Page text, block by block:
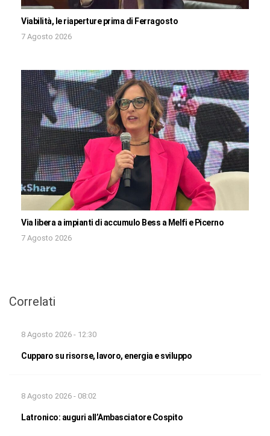
Viabilità, le riaperture prima di Ferragosto
7 Agosto 2026
Via libera a impianti di accumulo Bess a Melfi e Picerno
7 Agosto 2026
Correlati
8 Agosto 2026 - 12:30
Cupparo su risorse, lavoro, energia e sviluppo
8 Agosto 2026 - 08:02
Latronico: auguri all’Ambasciatore Cospito